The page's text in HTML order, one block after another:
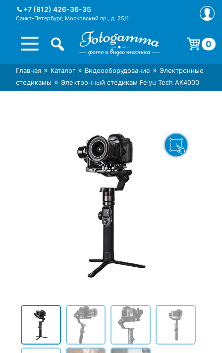
+7 (812) 426-36-35
Санкт-Петербург, Московский пр., д. 25/1
Интернет-магазин фототехники
Foto-Gamma в СПб
Магазин фотоаксессуаров foto-
gamma.ru
0
Корзина пуста.
Главная » Каталог » Видеооборудование » Электронные
стедикамы » Электронный стедикам Feiyu Tech AK4000